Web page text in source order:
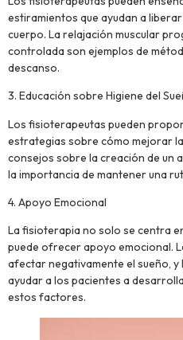
estiramientos que ayudan a
cuerpo. La relajación muscular
controlada son ejemplos de
descanso.
3. Educación sobre Higiene del
Los fisioterapeutas pueden
estrategias sobre cómo mejorar
consejos sobre la creación de un
la importancia de mantener una
4. Apoyo Emocional
La fisioterapia no solo se centra
puede ofrecer apoyo emocional.
afectar negativamente el sueño,
ayudar a los pacientes a
estos factores.